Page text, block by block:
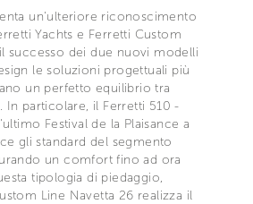
un'ulteriore riconoscimento
Yachts e Ferretti Custom
successo dei due nuovi modelli
le soluzioni progettuali più
un perfetto equilibrio tra
In particolare, il Ferretti 510 -
Festival de la Plaisance a
gli standard del segmento
un comfort fino ad ora
tipologia di piedaggio,
Line Navetta 26 realizza il